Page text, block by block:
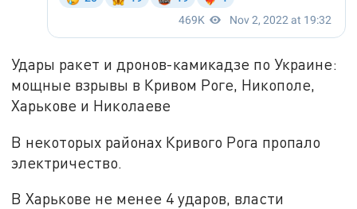
Удары ракет и дронов-камикадзе по Украине:
мощные взрывы в Кривом Роге, Никополе,
Харькове и Николаеве
В некоторых районах Кривого Рога пропало
электричество.
В Харькове не менее 4 ударов, власти